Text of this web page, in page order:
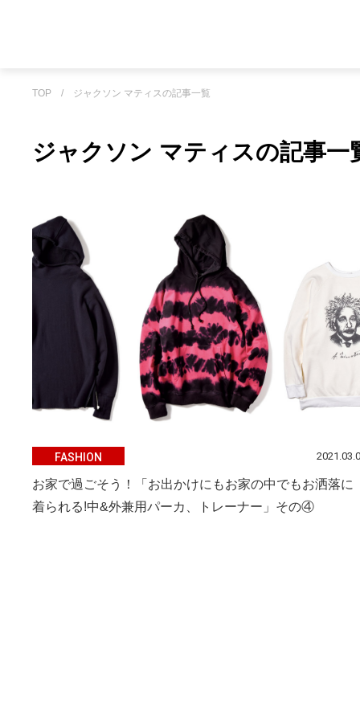
TOP / ジャクソン マティスの記事一覧
ジャクソン マティスの記事一
FASHION
お家で過ごそう！「お出かけにもお家の中でもお洒落に
着られる!中&外兼用パーカ、トレーナー」その④